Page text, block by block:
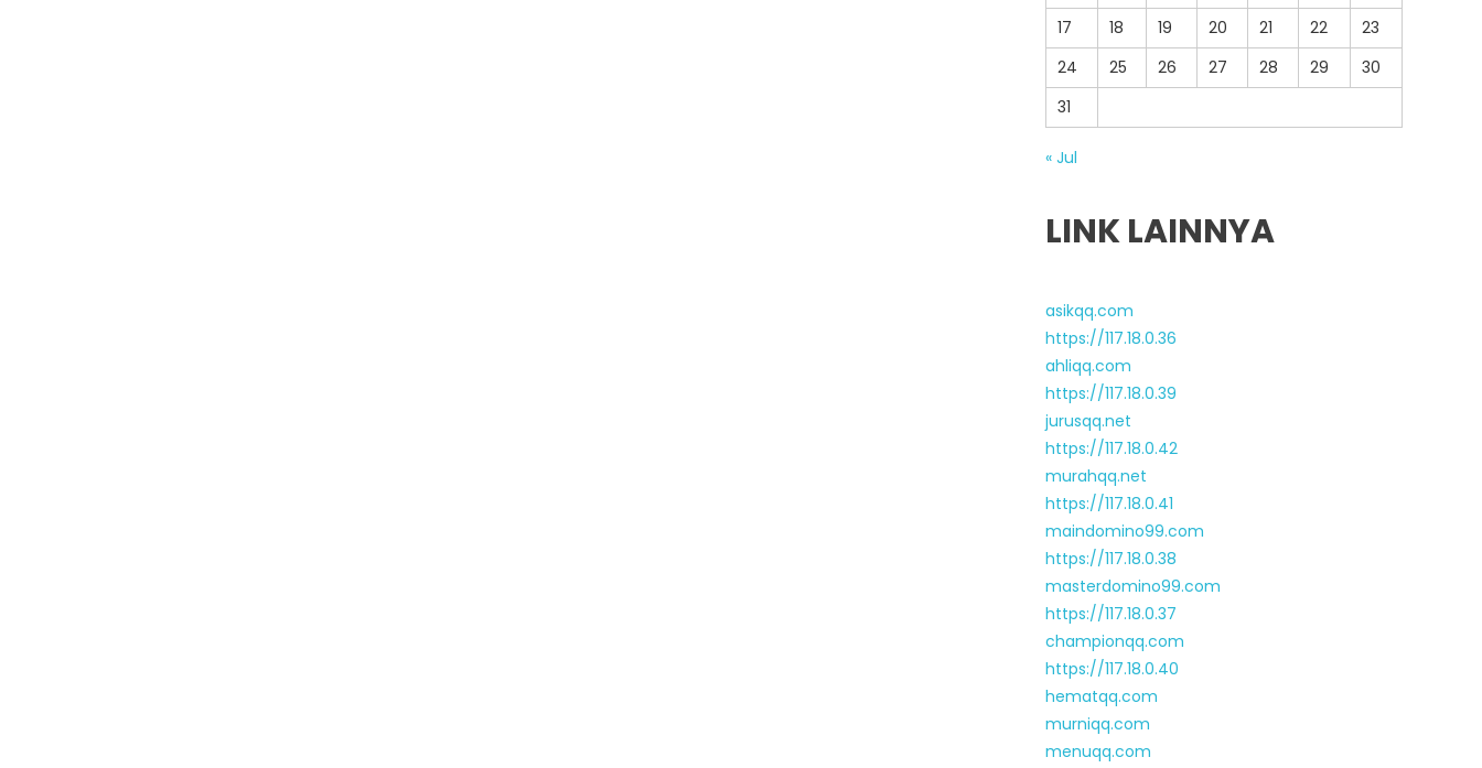
17
18 19 20 21 22
23
24
25 26 27 28 29
30
31
« Jul
LINK LAINNYA
asikqq.com
https://117.18.0.36
ahliqq.com
https://117.18.0.39
jurusqq.net
https://117.18.0.42
murahqq.net
https://117.18.0.41
maindomino99.com
https://117.18.0.38
masterdomino99.com
https://117.18.0.37
championqq.com
https://117.18.0.40
hematqq.com
murniqq.com
menuqq.com